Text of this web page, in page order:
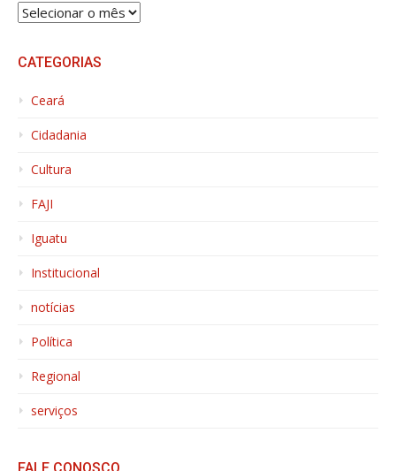
ARQUIVOS
CATEGORIAS
Ceará
Cidadania
Cultura
FAJI
Iguatu
Institucional
notícias
Política
Regional
serviços